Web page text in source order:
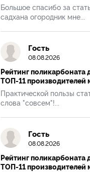
Большое спасибо за
садхана огородник мне...
Гость
08.08.2026
Рейтинг поликарбоната
ТОП-11 производителей
Практической пользы
слова "совсем"!...
Гость
08.08.2026
Рейтинг поликарбоната
ТОП-11 производителей